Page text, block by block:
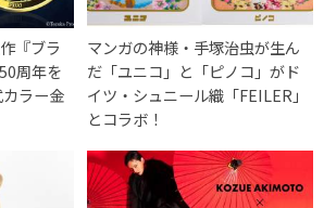
『ブラ
周年を
ラー金
マンガの神様・手塚治虫が生ん
だ「ユニコ」と「ピノコ」がド
イツ・シュニール織「FEILER」
とコラボ！